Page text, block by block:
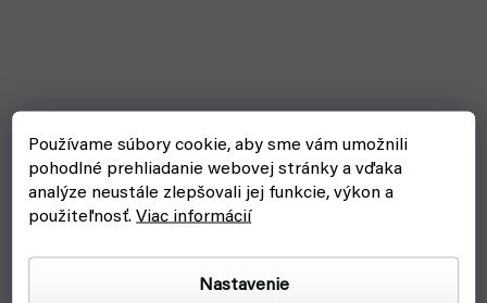
Používame súbory cookie, aby sme vám umožnili
pohodlné prehliadanie webovej stránky a vďaka
analýze neustále zlepšovali jej funkcie, výkon a
použiteľnosť.Viac informácií
Nastavenie